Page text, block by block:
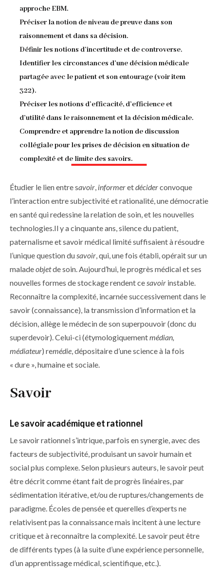
approche EBM.
Préciser la notion de niveau de preuve dans son
raisonnement et dans sa décision.
Définir les notions d’incertitude et de controverse.
Identifier les circonstances d’une décision médicale
partagée avec le patient et son entourage (voir item
322).
Préciser les notions d’efficacité, d’efficience et
d’utilité dans le raisonnement et la décision médicale.
Comprendre et apprendre la notion de discussion
collégiale pour les prises de décision en situation de
complexité et de limite des savoirs.
Étudier le lien entre savoir, informeretdéciderconvoque
l’interaction entre subjectivité et rationalité, une démocratie
en santé qui redessine la relation de soin, et les nouvelles
technologies.Il y a cinquante ans, silence du patient,
paternalisme et savoir médical limité suffisaient à résoudre
l’unique question dusavoir, qui, une fois établi, opérait sur un
maladeobjetde soin. Aujourd’hui, le progrès médical et ses
nouvelles formes de stockage rendent cesavoir instable.
Reconnaître la complexité, incarnée successivement dans le
savoir (connaissance), la transmission d’information et la
décision, allège le médecin de son superpouvoir (donc du
superdevoir). Celui-ci (étymologiquementmédian,
médiateur) remédie, dépositaire d’une science à la fois
« dure », humaine et sociale.
Savoir
Le savoir académique et rationnel
Le savoir rationnel s’intrique, parfois en synergie, avec des
facteurs de subjectivité, produisant un savoir humain et
social plus complexe. Selon plusieurs auteurs, le savoir peut
être décrit comme étant fait de progrès linéaires, par
sédimentation itérative, et/ou de ruptures/changements de
paradigme. Écoles de pensée et querelles d’experts ne
relativisent pas la connaissance mais incitent à une lecture
critique et à reconnaître la complexité. Le savoir peut être
de différents types (à la suite d’une expérience personnelle,
d’un apprentissage médical, scientifique, etc.).